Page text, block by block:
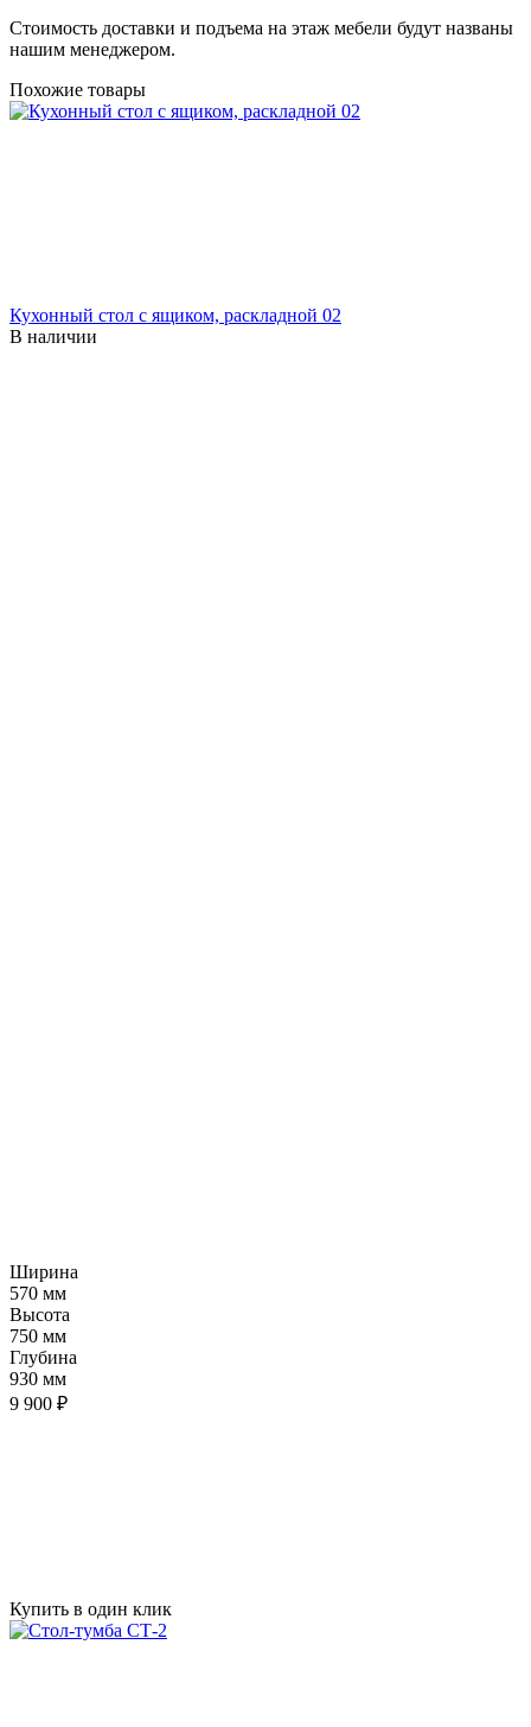
Стоимость доставки и подъема на этаж мебели будут названы
нашим менеджером.
Похожие товары
Кухонный стол с ящиком, раскладной 02
В наличии
Ширина
570 мм
Высота
750 мм
Глубина
930 мм
9 900 ₽
Купить в один клик